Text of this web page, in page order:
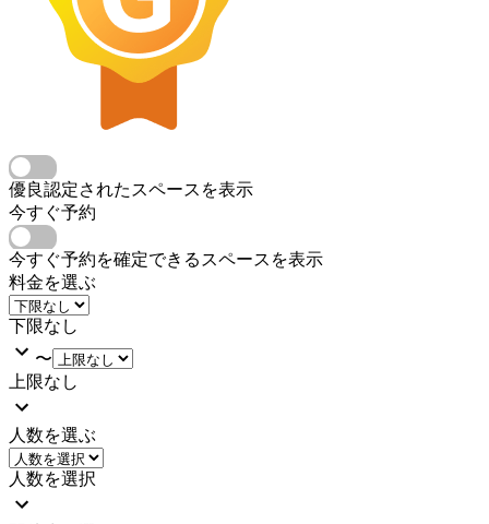
優良認定されたスペースを表示
今すぐ予約
今すぐ予約を確定できるスペースを表示
料金を選ぶ
下限なし
〜
上限なし
人数を選ぶ
人数を選択